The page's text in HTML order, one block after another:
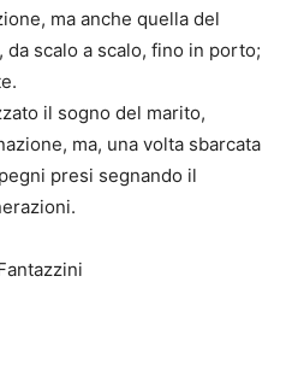
ma anche quella del
scalo a scalo, fino in porto;
il sogno del marito,
ma, una volta sbarcata
presi segnando il